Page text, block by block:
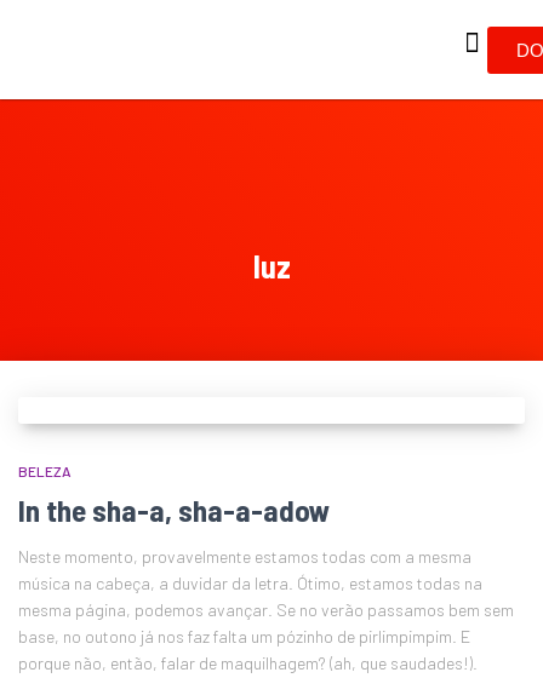
luz
BELEZA
In the sha-a, sha-a-adow
Neste momento, provavelmente estamos todas com a mesma
música na cabeça, a duvidar da letra. Ótimo, estamos todas na
mesma página, podemos avançar. Se no verão passamos bem sem
base, no outono já nos faz falta um pózinho de pirlimpimpim. E
porque não, então, falar de maquilhagem? (ah, que saudades!).